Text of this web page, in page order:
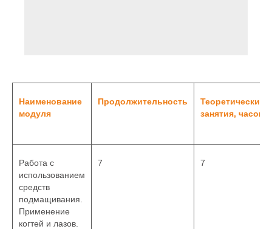
Наименование
модуля
Продолжительность
Теоретические
занятия, часов
Работа с
использованием
средств
подмащивания.
Применение
когтей и лазов.
7 7